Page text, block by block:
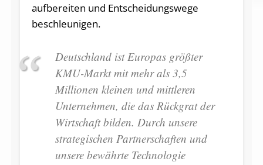
aufbereiten und Entscheidungswege
beschleunigen.
Deutschland ist Europas größter
KMU-Markt mit mehr als 3,5
Millionen kleinen und mittleren
Unternehmen, die das Rückgrat der
Wirtschaft bilden. Durch unsere
strategischen Partnerschaften und
unsere bewährte Technologie